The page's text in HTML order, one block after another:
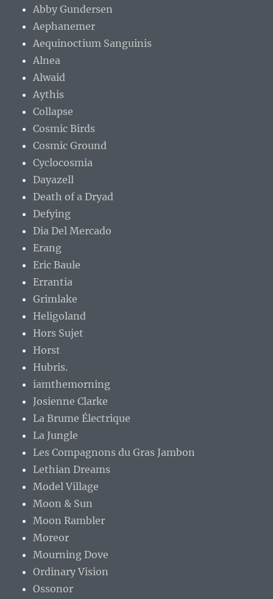
Abby Gundersen
Aephanemer
Aequinoctium Sanguinis
Alnea
Alwaid
Aythis
Collapse
Cosmic Birds
Cosmic Ground
Cyclocosmia
Dayazell
Death of a Dryad
Defying
Dia Del Mercado
Erang
Eric Baule
Errantia
Grimlake
Heligoland
Hors Sujet
Horst
Hubris.
iamthemorning
Josienne Clarke
La Brume Électrique
La Jungle
Les Compagnons du Gras Jambon
Lethian Dreams
Model Village
Moon & Sun
Moon Rambler
Moreor
Mourning Dove
Ordinary Vision
Ossonor